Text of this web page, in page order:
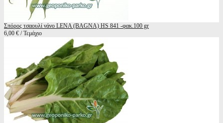
Σπόρος τσαουλί νάνο LENA (BAGNA) HS 841 -φακ.100 gr
6,00 € / Τεμάχιο